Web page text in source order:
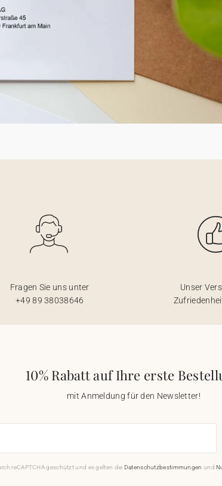
Fragen Sie uns unter
+49 89 38038646
Unser
10% Rabatt auf Ihre erste
mit Anmeldung für den Newsletter!
reCAPTCHA geschützt und es gelten die Datenschutzbestimmungen und